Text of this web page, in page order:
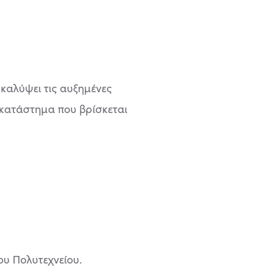
τις αυξημένες
που βρίσκεται
Πολυτεχνείου.